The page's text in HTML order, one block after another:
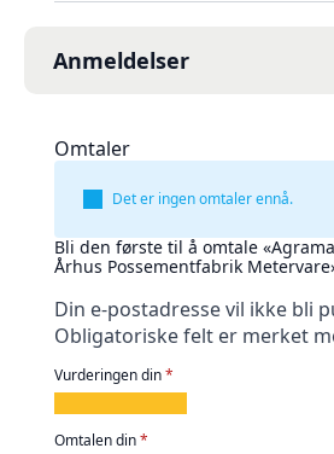
Anmeldelser
Omtaler
Det er ingen omtaler ennå.
Bli den første til å omtale
Århus Possementfabrik
Din e-postadresse vil ikke bli
Obligatoriske felt er merket
Vurderingen din*
av av av av
Omtalen din*